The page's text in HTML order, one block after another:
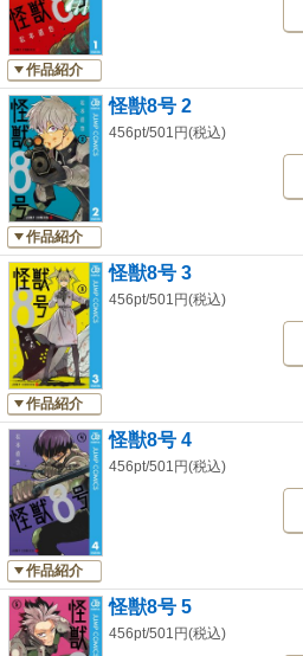
作品紹介
作品紹介
怪獣8号 2
456pt/501円(税込)
作品紹介
怪獣8号 3
456pt/501円(税込)
作品紹介
怪獣8号 4
456pt/501円(税込)
怪獣8号 5
456pt/501円(税込)